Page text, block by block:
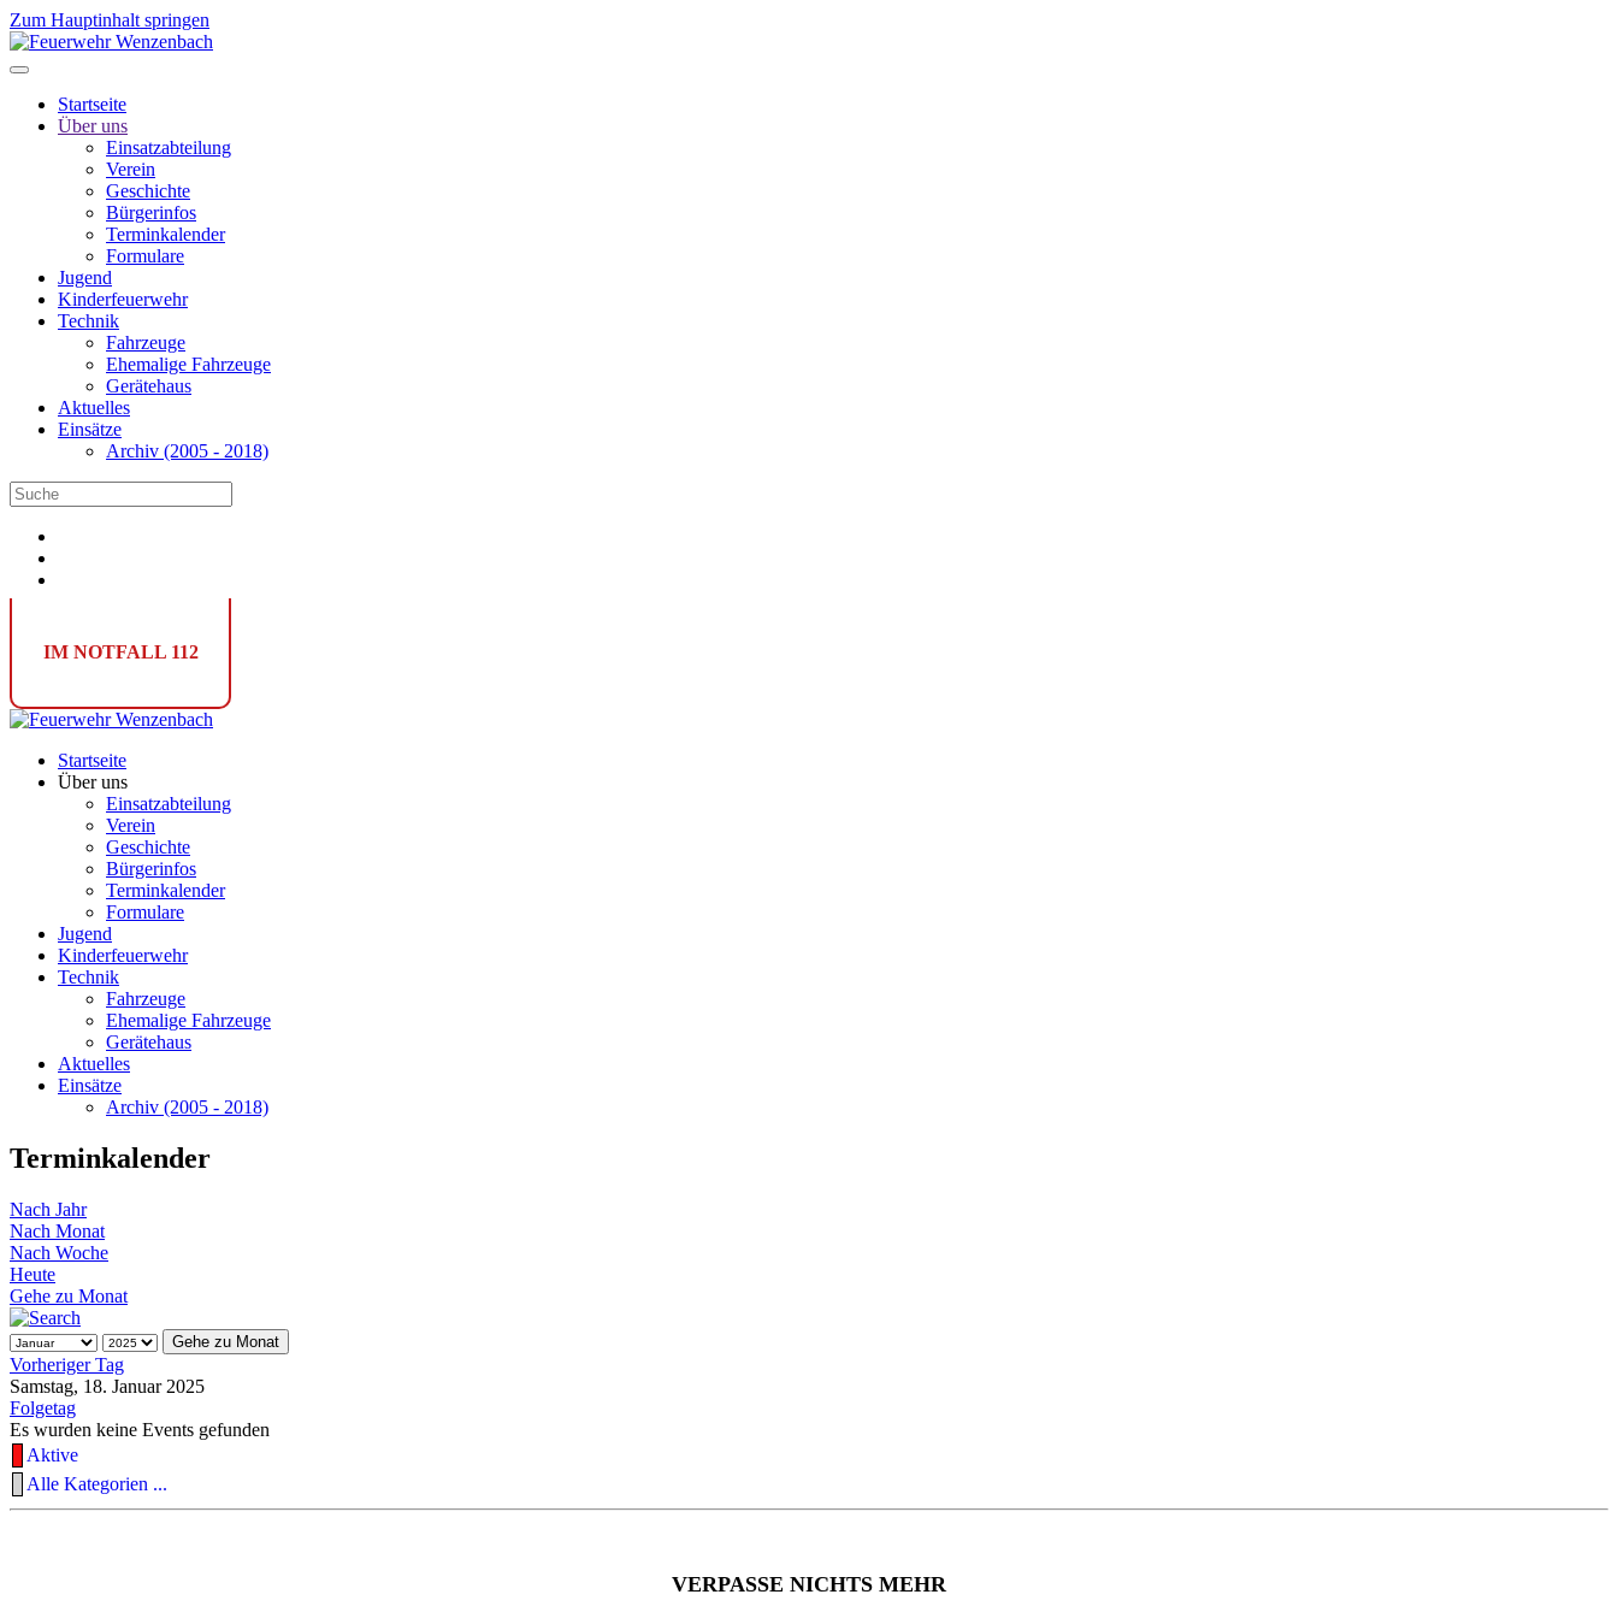
Zum Hauptinhalt springen
Startseite
Über uns
Einsatzabteilung
Verein
Geschichte
Bürgerinfos
Terminkalender
Formulare
Jugend
Kinderfeuerwehr
Technik
Fahrzeuge
Ehemalige Fahrzeuge
Gerätehaus
Aktuelles
Einsätze
Archiv (2005 - 2018)
IM NOTFALL 112
Startseite
Über uns
Einsatzabteilung
Verein
Geschichte
Bürgerinfos
Terminkalender
Formulare
Jugend
Kinderfeuerwehr
Technik
Fahrzeuge
Ehemalige Fahrzeuge
Gerätehaus
Aktuelles
Einsätze
Archiv (2005 - 2018)
Terminkalender
Nach Jahr
Nach Monat
Nach Woche
Heute
Gehe zu Monat
Gehe zu Monat
Vorheriger Tag
Samstag, 18. Januar 2025
Folgetag
Es wurden keine Events gefunden
Aktive
Alle Kategorien ...
VERPASSE NICHTS MEHR